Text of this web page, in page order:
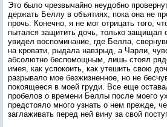
Это было чрезвычайно неудобно
держать Беллу в объятиях, пока она не
прочь. Конечно, я не мог отрицать того,
пытался защитить дочь, только защищал
увидел воспоминание, где Белла,
на кровати, рыдала навзрыд, а Чарли,
абсолютно беспомощным, лишь стоял
имея, как успокоить, как утешить свою
разрывало мое безжизненное, но не
покоящееся в моей груди. Все еще
пробелов о времени Беллы после моего
предстояло много узнать о нем прежде,
заглаживать перед ней вину за свой